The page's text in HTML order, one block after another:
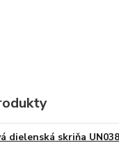
dielenská skriňa